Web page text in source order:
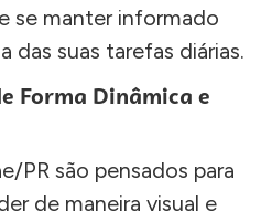
se manter informado
das suas tarefas diárias.
Forma Dinâmica e
PR são pensados para
de maneira visual e